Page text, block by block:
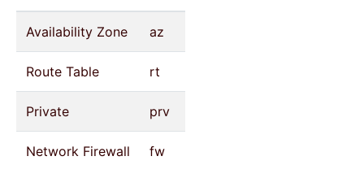
Availability Zone az
Route Table rt
Private prv
Network Firewall fw